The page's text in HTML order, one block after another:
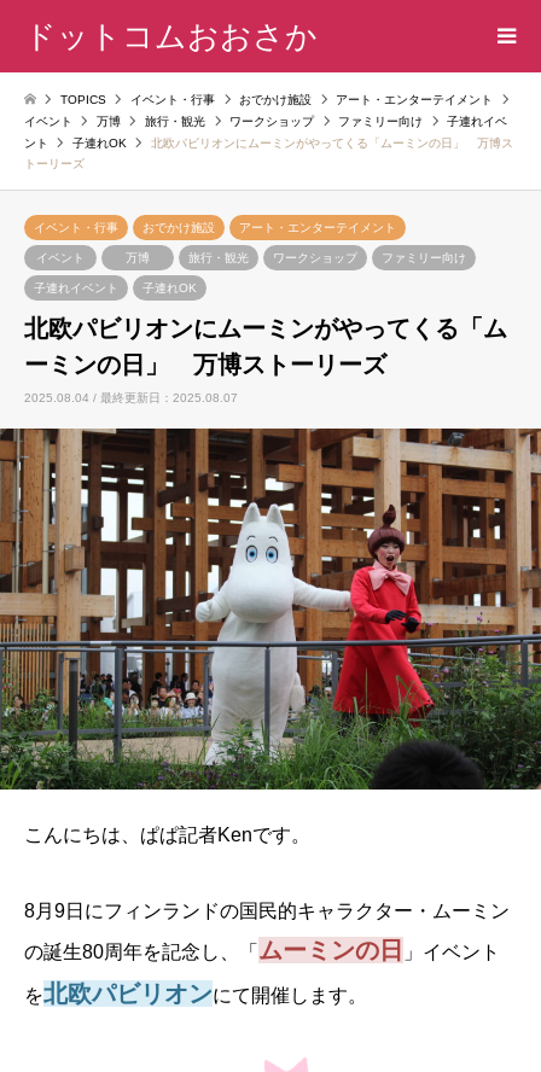
ドットコムおおさか
TOPICS イベント・行事 おでかけ施設
アート・エンターテイメント
イベント
万博 旅行・観光 ワークショップ ファミリー向け
子連れイベ
ント
子連れOK
北欧パビリオンにムーミンがやってくる「ムーミンの日」 万博ス
トーリーズ
イベント・行事 おでかけ施設 アート・エンターテイメント
イベント 万博 旅行・観光 ワークショップ ファミリー向け
子連れイベント 子連れOK
北欧パビリオンにムーミンがやってくる「ム
ーミンの日」 万博ストーリーズ
2025.08.04 / 最終更新日：2025.08.07
こんにちは、ぱぱ記者Kenです。
8月9日にフィンランドの国民的キャラクター・ムーミン
の誕生80周年を記念し、「 ムーミンの日 」イベント
を北欧パビリオンにて開催します。